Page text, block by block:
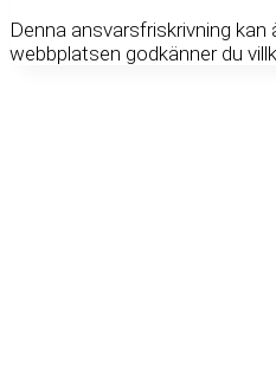
Denna ansvarsfriskrivning
webbplatsen godkänner du